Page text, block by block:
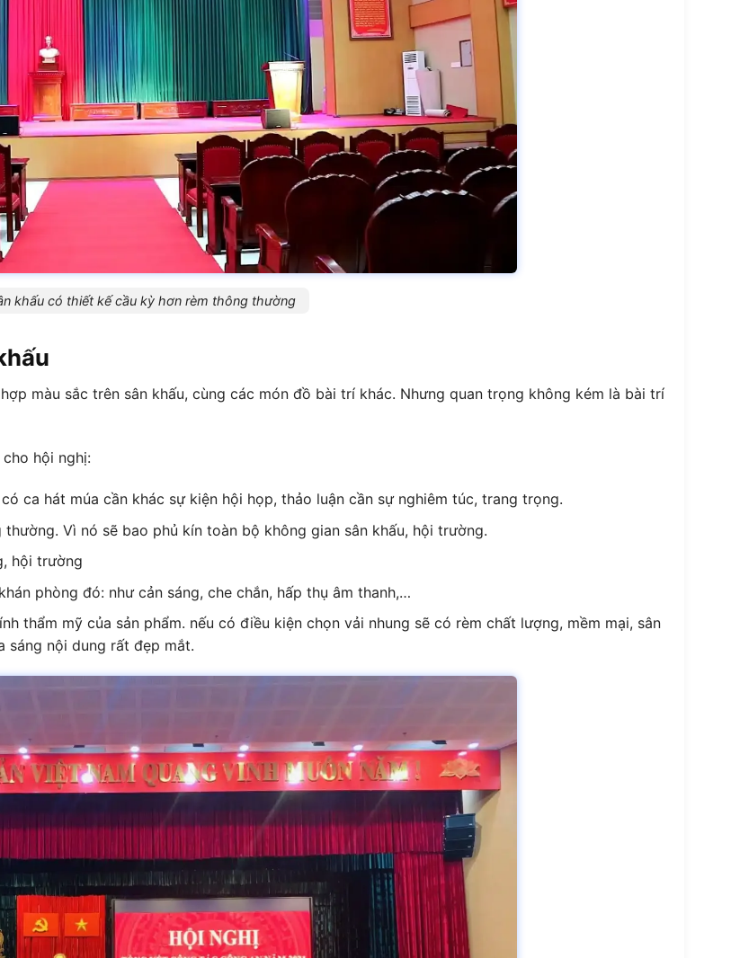
khấu có thiết kế cầu kỳ hơn rèm thông thường
màu sắc trên sân khấu, cùng các món đồ bài trí khác. Nhưng quan trọng không kém là bài trí
hội nghị:
ca hát múa cần khác sự kiện hội họp, thảo luận cần sự nghiêm túc, trang trọng.
Vì nó sẽ bao phủ kín toàn bộ không gian sân khấu, hội trường.
hội trường
phòng đó: như cản sáng, che chắn, hấp thụ âm thanh,…
thẩm mỹ của sản phẩm. nếu có điều kiện chọn vải nhung sẽ có rèm chất lượng, mềm mại, sân
sáng nội dung rất đẹp mắt.